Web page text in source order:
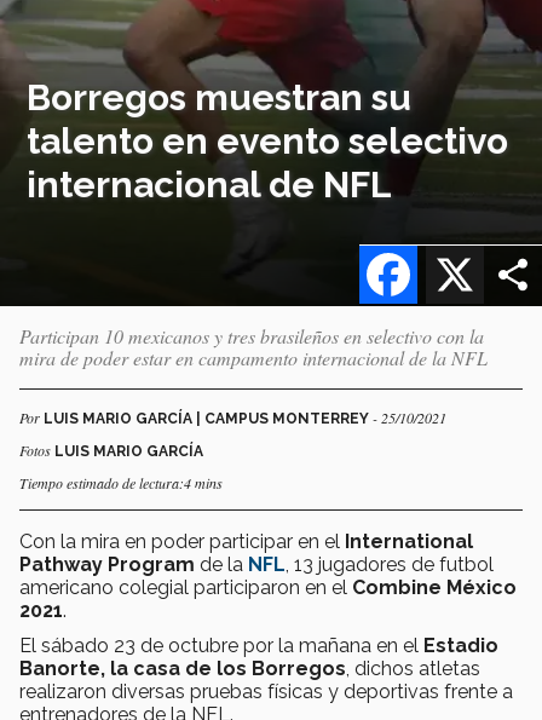
Borregos muestran su
talento en evento selectivo
internacional de NFL
X
Facebook
Participan 10 mexicanos y tres brasileños en selectivo con la
mira de poder estar en campamento internacional de la NFL
Por LUIS MARIO GARCÍA | CAMPUS MONTERREY - 25/10/2021
Fotos LUIS MARIO GARCÍA
Tiempo estimado de lectura:4 mins
Con la mira en poder participar en el International
Pathway Program de la NFL , 13 jugadores de futbol
americano colegial participaron en el Combine México
2021.
El sábado 23 de octubre por la mañana en el Estadio
Banorte, la casa de los Borregos , dichos atletas
realizaron diversas pruebas físicas y deportivas frente a
entrenadores de la NFL.